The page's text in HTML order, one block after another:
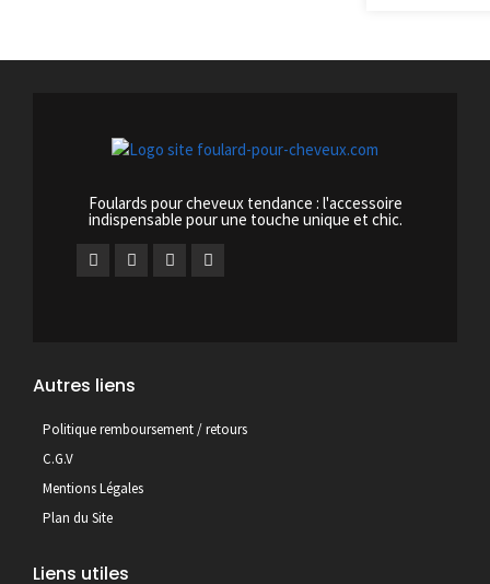
Foulards pour cheveux tendance : l'accessoire
indispensable pour une touche unique et chic.
Autres liens
Politique remboursement / retours
C.G.V
Mentions Légales
Plan du Site
Liens utiles